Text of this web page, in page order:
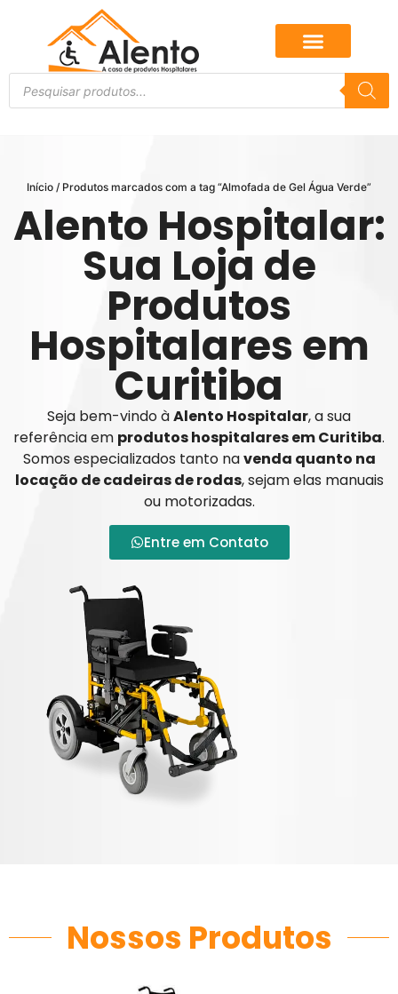
Início / Produtos marcados com a tag “Almofada de Gel Água Verde”
Alento Hospitalar:
Sua Loja de
Produtos
Hospitalares em
Curitiba
Seja bem-vindo àAlento Hospitalar, a sua
referência em produtos hospitalares em Curitiba.
Somos especializados tanto navenda quanto na
locação de cadeiras de rodas, sejam elas manuais
ou motorizadas.
Entre em Contato
Nossos Produtos